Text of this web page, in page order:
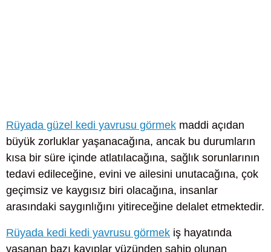
Rüyada güzel kedi yavrusu görmek maddi açıdan
büyük zorluklar yaşanacağına, ancak bu durumların
kısa bir süre içinde atlatılacağına, sağlık sorunlarının
tedavi edileceğine, evini ve ailesini unutacağına, çok
geçimsiz ve kaygısız biri olacağına, insanlar
arasındaki saygınlığını yitireceğine delalet etmektedir.
Rüyada kedi kedi yavrusu görmek iş hayatında
yaşanan bazı kayıplar yüzünden sahip olunan